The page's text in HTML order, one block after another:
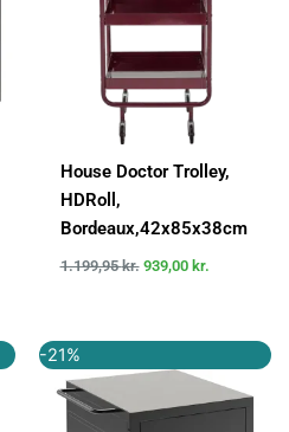
House Doctor Trolley,
HDRoll,
Bordeaux,42x85x38cm
1.199,95kr. 939,00 kr.
-21%
oprindelige
var:
aktuelle
pris
er: